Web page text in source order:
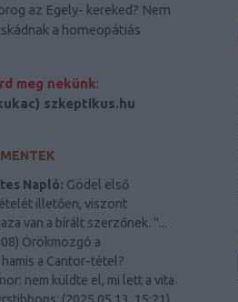
az Egely- kereked? Nem
a homeopátiás
meg nekünk:
szkeptikus.hu
Napló: Gödel első
illetően, viszont
van a bírált szerzőnek. "...
) Örökmozgó a
a Cantor-tétel?
nem küldte el, mi lett a vita